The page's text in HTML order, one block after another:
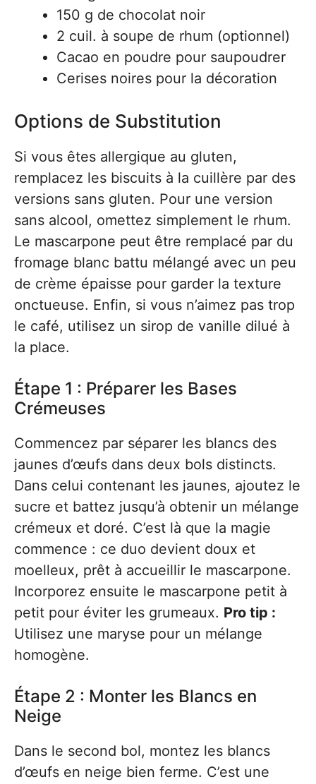
150 g de chocolat noir
2 cuil. à soupe de rhum (optionnel)
Cacao en poudre pour saupoudrer
Cerises noires pour la décoration
Options de Substitution
Si vous êtes allergique au gluten,
remplacez les biscuits à la cuillère par des
versions sans gluten. Pour une version
sans alcool, omettez simplement le rhum.
Le mascarpone peut être remplacé par du
fromage blanc battu mélangé avec un peu
de crème épaisse pour garder la texture
onctueuse. Enfin, si vous n’aimez pas trop
le café, utilisez un sirop de vanille dilué à
la place.
Étape 1 : Préparer les Bases
Crémeuses
Commencez par séparer les blancs des
jaunes d’œufs dans deux bols distincts.
Dans celui contenant les jaunes, ajoutez le
sucre et battez jusqu’à obtenir un mélange
crémeux et doré. C’est là que la magie
commence : ce duo devient doux et
moelleux, prêt à accueillir le mascarpone.
Incorporez ensuite le mascarpone petit à
petit pour éviter les grumeaux. Pro tip :
Utilisez une maryse pour un mélange
homogène.
Étape 2 : Monter les Blancs en
Neige
Dans le second bol, montez les blancs
d’œufs en neige bien ferme. C’est une